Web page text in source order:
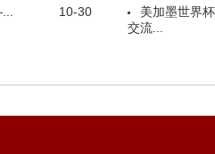
10-30
美加墨世界
交流...